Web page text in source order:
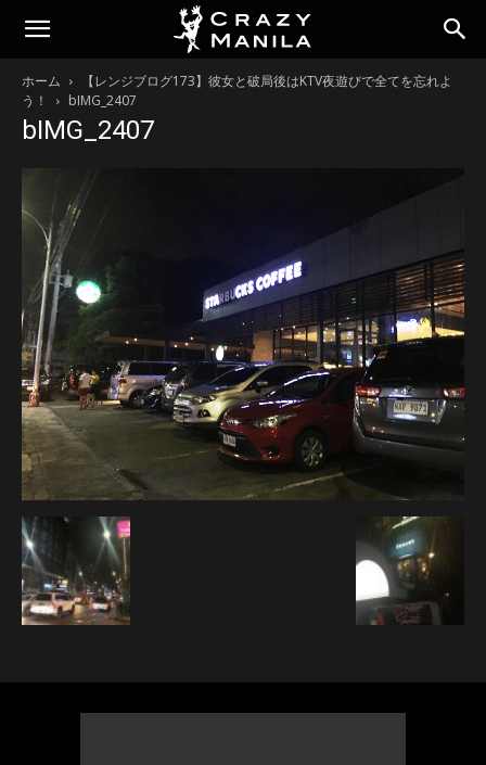
ホーム
【レンジブログ173】彼女と破局後はKTV夜遊びで全てを忘れよ
う！
bIMG_2407
bIMG_2407